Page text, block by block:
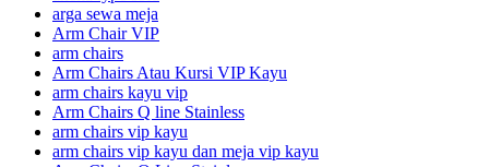
arga sewa meja
Arm Chair VIP
arm chairs
Arm Chairs Atau Kursi VIP Kayu
arm chairs kayu vip
Arm Chairs Q line Stainless
arm chairs vip kayu
arm chairs vip kayu dan meja vip kayu